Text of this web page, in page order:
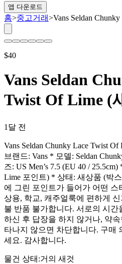
앱 다운로드
홈>중고거래>Vans Seldan
$40
Vans Seldan
Twist Of Lime (
1달 전
Vans Seldan Chunky Lace Twist
브랜드: Vans * 모델: Seldan
즈: US Men’s 7.5 (EU 40 /
Lime 포인트) * 상태: 새상품 (박
에 그린 포인트가 들어가 어떤
상용, 학교, 캐주얼룩에 편하게
불 반품 불가합니다. 서로의 시
하신 후 답장을 하지 않거나, 약
타나지 않으면 차단합니다. 구매
세요. 감사합니다.
물건 상태 :거의 새것